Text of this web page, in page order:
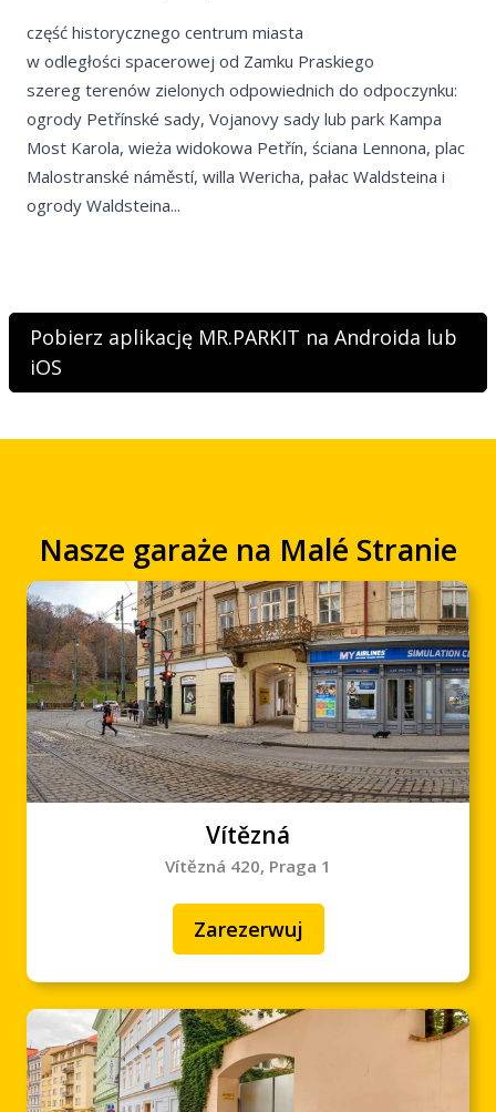
CS
część historycznego centrum miasta
w odległości spacerowej od Zamku Praskiego
szereg terenów zielonych odpowiednich do odpoczynku:
ogrody Petřínské sady, Vojanovy sady lub park Kampa
Most Karola, wieża widokowa Petřín, ściana Lennona, plac
Malostranské náměstí, willa Wericha, pałac Waldsteina i
ogrody Waldsteina...
Pobierz aplikację MR.PARKIT na Androida lub
iOS
Nasze garaże na Malé Stranie
Vítězná
Vítězná 420, Praga 1
Zarezerwuj